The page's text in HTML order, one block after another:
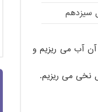
سیزدهم
و به اندازه 2 تا 3 بند انگشت روی آن آب می ریزیم و
نخی می ریزیم.